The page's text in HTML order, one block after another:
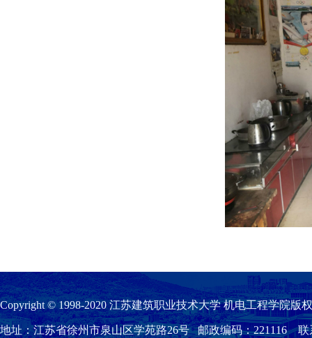
Copyright © 1998-2020 江苏建筑职业技术大学 机电工程学院版
地址：江苏省徐州市泉山区学苑路26号 邮政编码：221116 联